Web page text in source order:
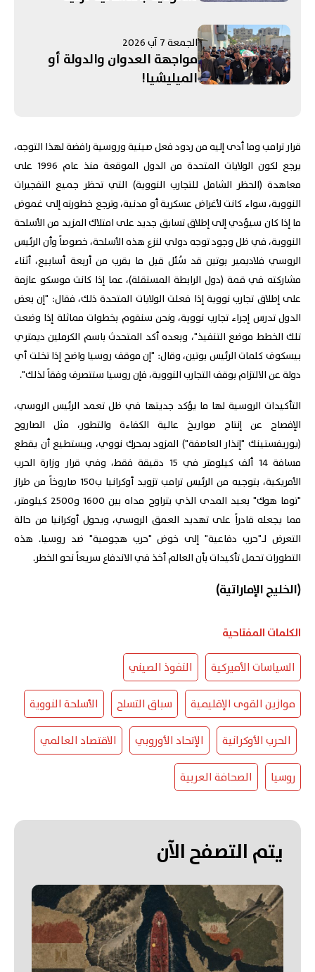
إيران تستنزف مخزون الأسلحة
الأميركية.. ومفاوضات روما
تنتهي بلا "نتائج حاسمة"
الجمعة 7 آب 2026
مواجهة العدوان والدولة أو
الميليشيا!
قرار ترامب وما أدى إليه من ردود فعل صينية وروسية رافضة لهذا التوجه،
يرجع لكون الولايات المتحدة من الدول الموقعة منذ عام 1996 على
معاهدة (الحظر الشامل للتجارب النووية) التي تحظر جميع التفجيرات
النووية، سواء كانت لأغراض عسكرية أو مدنية، وترجع خطورته إلى غموض
ما إذا كان سيؤدي إلى إطلاق تسابق جديد على امتلاك المزيد من الأسلحة
النووية، في ظل وجود توجه دولي لنزع هذه الأسلحة، خصوصاً وأن الرئيس
الروسي فلاديمير بوتين قد سُئل قبل ما يقرب من أربعة أسابيع، أثناء
مشاركته في قمة (دول الرابطة المستقلة)، عما إذا كانت موسكو عازمة
على إطلاق تجارب نووية إذا فعلت الولايات المتحدة ذلك، فقال: "إن بعض
الدول تدرس إجراء تجارب نووية، ونحن سنقوم بخطوات مماثلة إذا وضعت
تلك الخطط موضع التنفيذ"، وبعده أكد المتحدث باسم الكرملين ديمتري
بيسكوف كلمات الرئيس بوتين، وقال: "إن موقف روسيا واضح إذا تخلت أي
دولة عن الالتزام بوقف التجارب النووية، فإن روسيا ستتصرف وفقاً لذلك".
التأكيدات الروسية لها ما يؤكد جديتها في ظل تعمد الرئيس الروسي،
الإفصاح عن إنتاج صواريخ عالية الكفاءة والتطور، مثل الصاروح
(يوريفستينك "إنذار العاصفة") المزود بمحرك نووي، ويستطيع أن يقطع
مسافة 14 ألف كيلومتر في 15 دقيقة فقط، وفي قرار وزارة الحرب
الأمريكية، بتوجيه من الرئيس ترامب تزويد أوكرانيا ب150 صاروخاً من طراز
"توما هوك" بعيد المدى الذي يتراوح مداه بين 1600 و2500 كيلومتر،
مما يجعله قادراً على تهديد العمق الروسي، ويحول أوكرانيا من حالة
التعرض لـ"حرب دفاعية" إلى خوض "حرب هجومية" ضد روسيا. هذه
التطورات تحمل تأكيدات بأن العالم أخذ في الاندفاع سريعاً نحو الخطر.
(الخليج الإماراتية)
الكلمات المفتاحية
السياسات الأميركية النفوذ الصيني
موازين القوى الإقليمية سباق التسلح الأسلحة النووية
الحرب الأوكرانية الإتحاد الأوروبي الاقتصاد العالمي
روسيا الصحافة العربية
يتم التصفح الآن